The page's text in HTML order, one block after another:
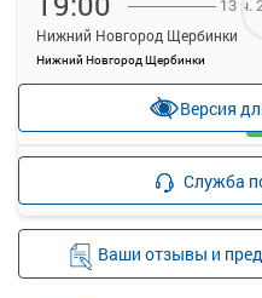
Нижний Новгород Щербинки
Нижний Новгород Щербинки
13 ч.
— Версия
Служба
Ваши отзывы и